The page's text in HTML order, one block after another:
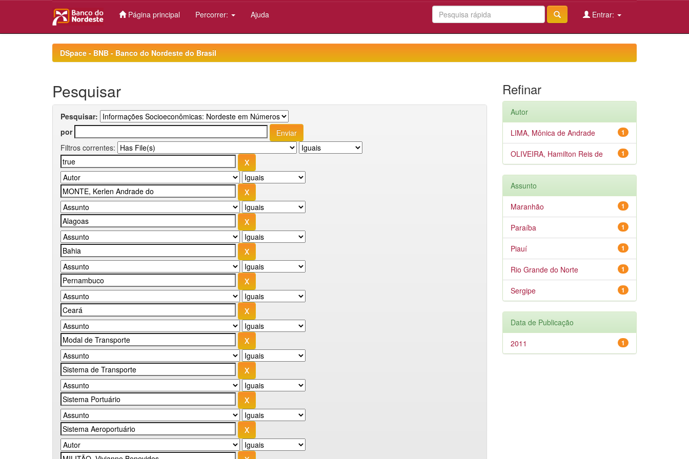
Página principal Percorrer: Ajuda Entrar:
DSpace - BNB - Banco do Nordeste do Brasil
Pesquisar
Pesquisar:
por
Filtros correntes:
Refinar
Autor
1
LIMA, Mônica de Andrade
1
OLIVEIRA, Hamilton Reis de
Assunto
1
Maranhão
1
Paraíba
1
Piauí
1
Rio Grande do Norte
1
Sergipe
Data de Publicação
1
2011